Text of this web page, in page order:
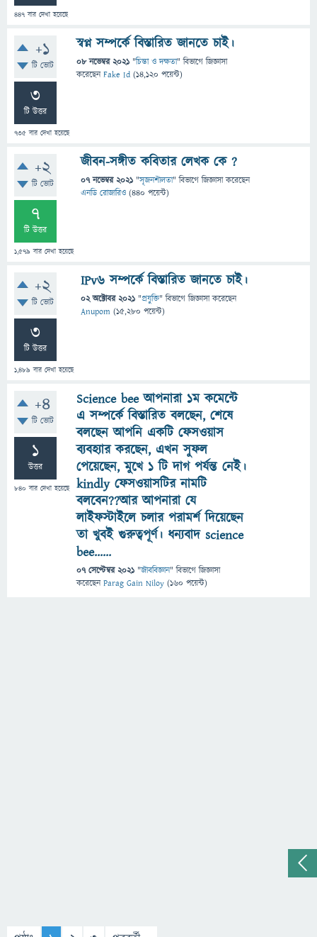
447 বার দেখা হয়েছে
+1
টি ভোট
3
টি উত্তর
735 বার দেখা হয়েছে
স্বপ্ন সম্পর্কে বিস্তারিত জানতে চাই।
08 নভেম্বর 2021 "চিন্তা ও দক্ষতা" বিভাগে জিজ্ঞাসা
করেছেনFake Id (14,120 পয়েন্ট)
+2
টি ভোট
7
টি উত্তর
1,579 বার দেখা হয়েছে
জীবন-সঙ্গীত কবিতার লেখক কে ?
07 নভেম্বর 2021 "সৃজনশীলতা" বিভাগে জিজ্ঞাসাকরেছেন
এনডি রোজারিও (440 পয়েন্ট)
+2
টি ভোট
3
টি উত্তর
1,489 বার দেখা হয়েছে
IPv6 সম্পর্কে বিস্তারিত জানতে চাই।
02 অক্টোবর 2021 "প্রযুক্তি" বিভাগে জিজ্ঞাসাকরেছেন
Anupom (15,280 পয়েন্ট)
+4
টি ভোট
1
উত্তর
840 বার দেখা হয়েছে
Science bee আপনারা ১ম কমেন্টে
এ সম্পর্কে বিস্তারিত বলছেন, শেষে
বলছেন আপনি একটি ফেসওয়াস
ব্যবহ্যার করছেন, এখন সুফল
পেয়েছেন, মুখে ১ টি দাগ পর্যন্ত নেই।
kindly ফেসওয়াসটির নামটি
বলবেন??আর আপনারা যে
লাইফস্টাইলে চলার পরামর্শ দিয়েছেন
তা খুবই গুরুত্বপূর্ণ। ধন্যবাদ science
bee......
07 সেপ্টেম্বর 2021 "জীববিজ্ঞান" বিভাগে জিজ্ঞাসা
করেছেনParag Gain Niloy (160 পয়েন্ট)